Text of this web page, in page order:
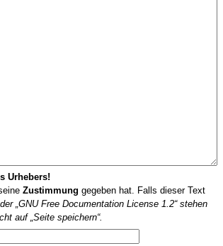
Urhebers!
Zustimmung gegeben hat. Falls dieser Text
„GNU Free Documentation License 1.2“ stehen
auf „Seite speichern“.